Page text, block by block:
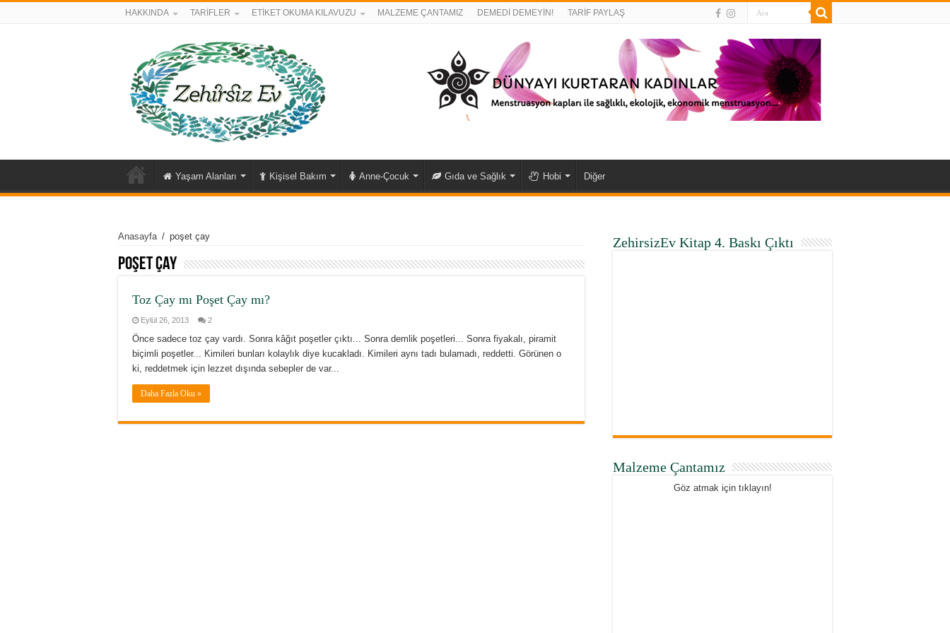
HAKKINDA TARİFLER ETİKET OKUMA KILAVUZU MALZEME ÇANTAMIZ DEMEDİ DEMEYİN! TARİF PAYLAŞ
Yaşam Alanları Kişisel Bakım Anne-Çocuk Gıda ve Sağlık Hobi Diğer
Anasayfa / poşet çay
poşet çay
Toz Çay mı Poşet Çay mı?
Eylül 26, 2013 2
Önce sadece toz çay vardı. Sonra kâğıt poşetler çıktı... Sonra demlik poşetleri... Sonra fiyakalı, piramit
biçimli poşetler... Kimileri bunları kolaylık diye kucakladı. Kimileri aynı tadı bulamadı, reddetti. Görünen o
ki, reddetmek için lezzet dışında sebepler de var...
Daha Fazla Oku »
ZehirsizEv Kitap 4. Baskı Çıktı
Malzeme Çantamız
Göz atmak için tıklayın!